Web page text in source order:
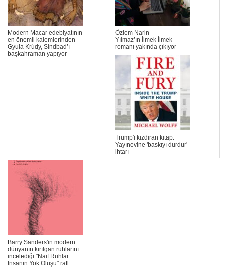
Modern Macar edebiyatının
en önemli kalemlerinden
Gyula Krúdy, Sindbad’ı
başkahraman yapıyor
Özlem Narin
Yılmaz’ın İlmek İlmek
romanı yakında çıkıyor
Trump'ı kızdıran kitap:
Yayınevine 'baskıyı durdur'
ihtarı
Barry Sanders'in modern
dünyanın kırılgan ruhlarını
incelediği "Naif Ruhlar:
İnsanın Yok Oluşu" rafl...